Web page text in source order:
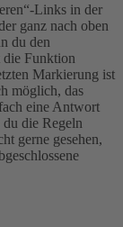
Links in der
ganz nach oben
du den
die Funktion
Markierung ist
möglich, das
eine Antwort
du die Regeln
gerne gesehen,